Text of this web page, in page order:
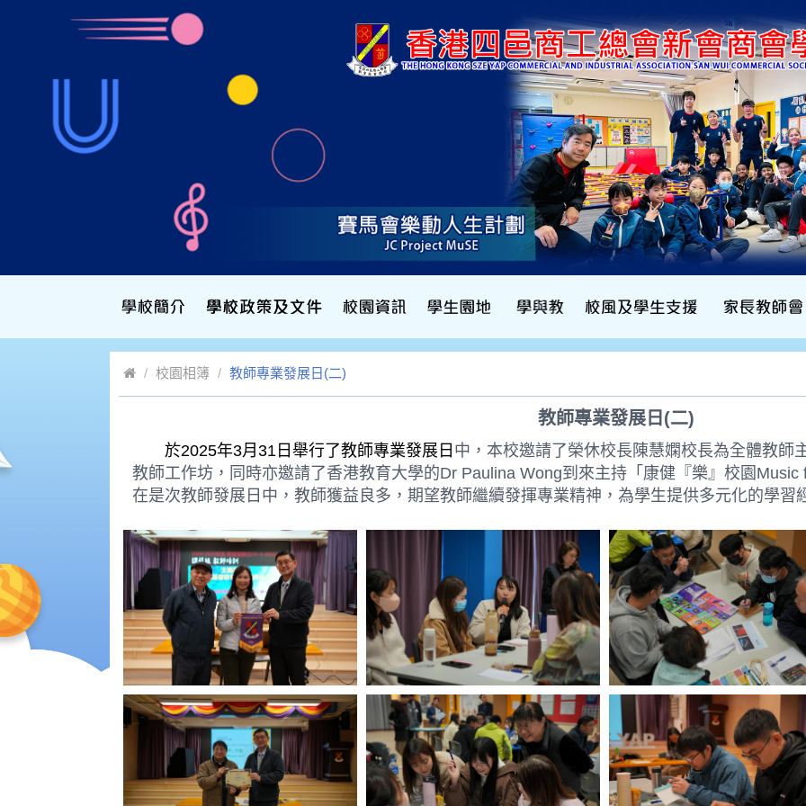
校園相簿 教師專業發展日(二)
教師專業發展日(二)
於2025年3月31日舉行了教師專業發展日 中，本校邀請了榮休校長陳慧嫻校長為全體教師
教師工作坊，同時亦邀請了香港教育大學的Dr Paulina Wong到來主持「康健『樂』校園
在是次教師發展日中，教師獲益良多，期望教師繼續發揮專業精神，為學生提供多元化的學習